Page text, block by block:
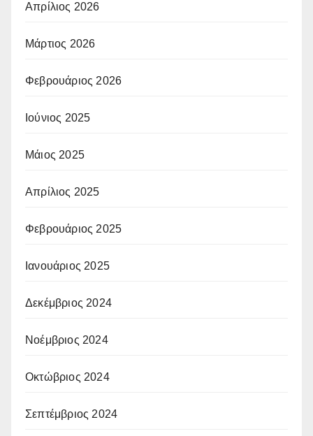
Απρίλιος 2026
Μάρτιος 2026
Φεβρουάριος 2026
Ιούνιος 2025
Μάιος 2025
Απρίλιος 2025
Φεβρουάριος 2025
Ιανουάριος 2025
Δεκέμβριος 2024
Νοέμβριος 2024
Οκτώβριος 2024
Σεπτέμβριος 2024